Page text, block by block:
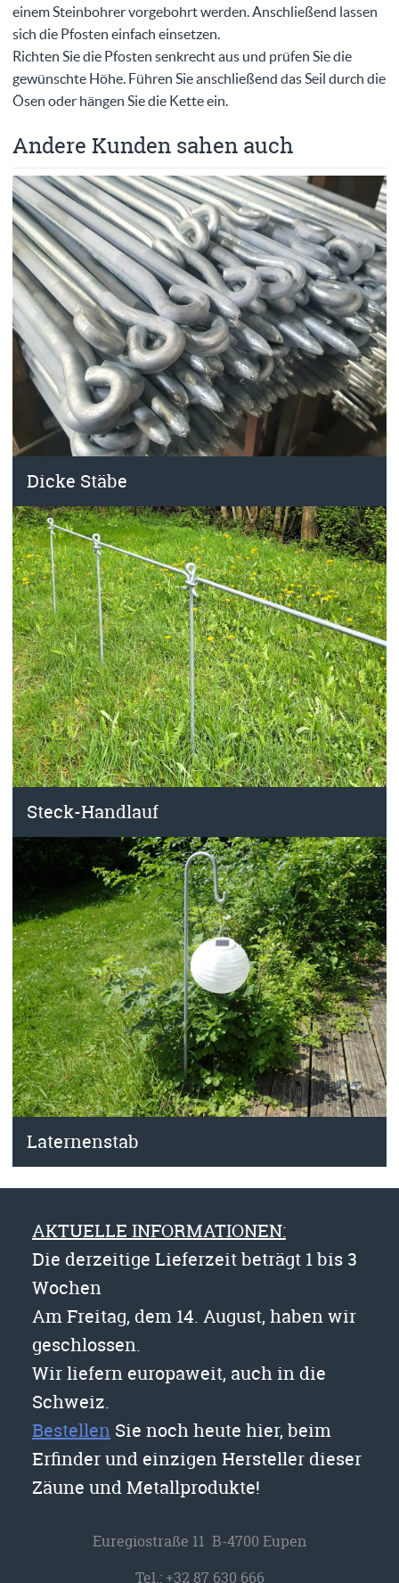
einem Steinbohrer vorgebohrt werden. Anschließend lassen
sich die Pfosten einfach einsetzen.
Richten Sie die Pfosten senkrecht aus und prüfen Sie die
gewünschte Höhe. Führen Sie anschließend das Seil durch die
Ösen oder hängen Sie die Kette ein.
Andere Kunden sahen auch
Dicke Stäbe
Steck-Handlauf
Laternenstab
AKTUELLE INFORMATIONEN:
Die derzeitige Lieferzeit beträgt 1 bis 3
Wochen
Am Freitag, dem 14. August, haben wir
geschlossen.
Wir liefern europaweit, auch in die
Schweiz.
Bestellen Sie noch heute hier, beim
Erfinder und einzigen Hersteller dieser
Zäune und Metallprodukte!
Euregiostraße 11 B-4700 Eupen
Tel.:+32 87 630 666